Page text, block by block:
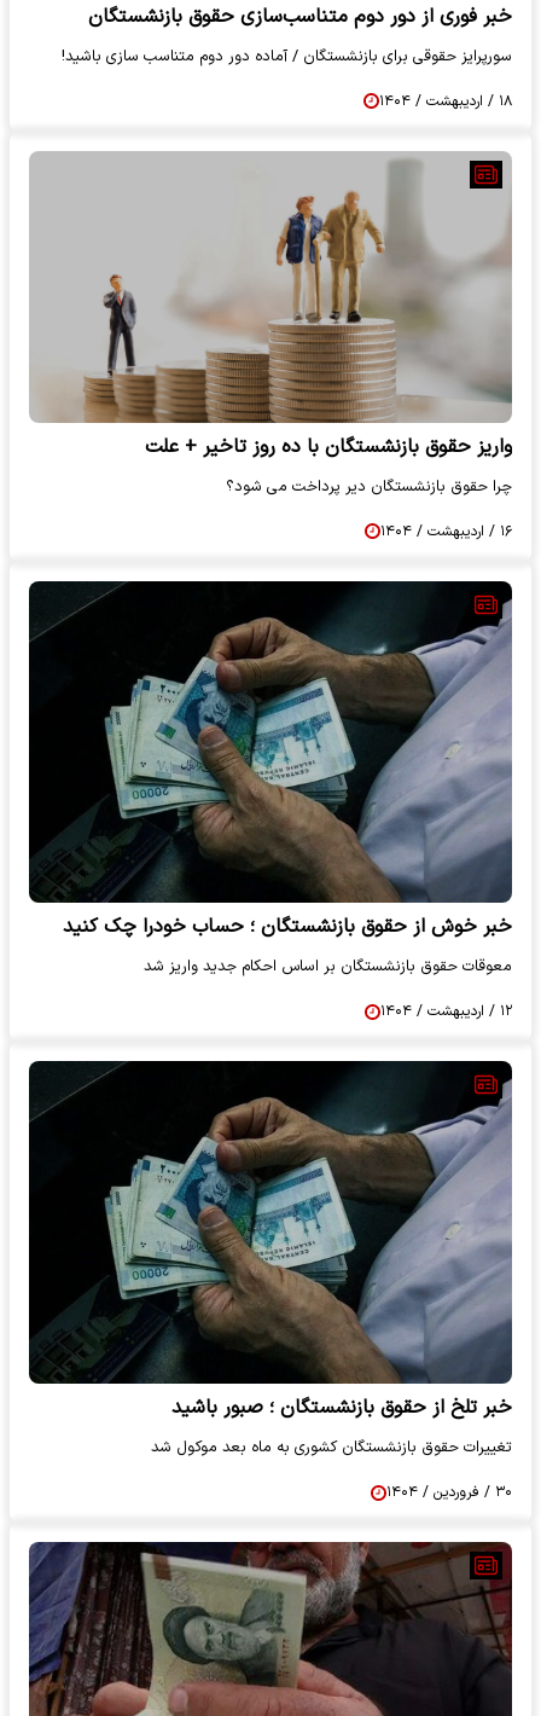
خبر فوری از دور دوم متناسب‌سازی حقوق بازنشستگان
سورپرایز حقوقی برای بازنشستگان / آماده دور دوم متناسب سازی باشید!
۱۸ / اردیبهشت / ۱۴۰۴
واریز حقوق بازنشستگان با ده روز تاخیر + علت
چرا حقوق بازنشستگان دیر پرداخت می شود؟
۱۶ / اردیبهشت / ۱۴۰۴
خبر خوش از حقوق بازنشستگان ؛ حساب خودرا چک کنید
معوقات حقوق بازنشستگان بر اساس احکام جدید واریز شد
۱۲ / اردیبهشت / ۱۴۰۴
خبر تلخ از حقوق بازنشستگان ؛ صبور باشید
تغییرات حقوق بازنشستگان کشوری به ماه بعد موکول شد
۳۰ / فروردین / ۱۴۰۴